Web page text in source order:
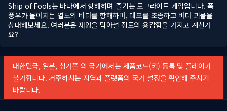
Ship of Fools는 바다에서 항해하며 즐기는 로그라이트 게임입니다. 폭
풍우가 몰아치는 열도의 바다를 항해하며, 대포를 조종하고 바다 괴물을
상대해보세요. 여러분은 재앙을 막아설 정도의 용감함을 가지고 계신가
요?
대한민국, 일본, 싱가폴 외 국가에서는 제품코드(키) 등록 및 플레이가
불가합니다. 거주하시는 지역과 플랫폼의 국가 설정을 확인해 주시기
바랍니다.